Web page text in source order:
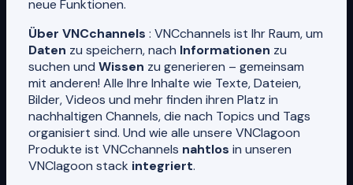
neue Funktionen.
Über VNCchannels : VNCchannels ist Ihr Raum, um
Daten zu speichern, nach Informationen zu
suchen und Wissen zu generieren – gemeinsam
mit anderen! Alle Ihre Inhalte wie Texte, Dateien,
Bilder, Videos und mehr finden ihren Platz in
nachhaltigen Channels, die nach Topics und Tags
organisiert sind. Und wie alle unsere VNClagoon
Produkte ist VNCchannels nahtlos in unseren
VNClagoon stack integriert.